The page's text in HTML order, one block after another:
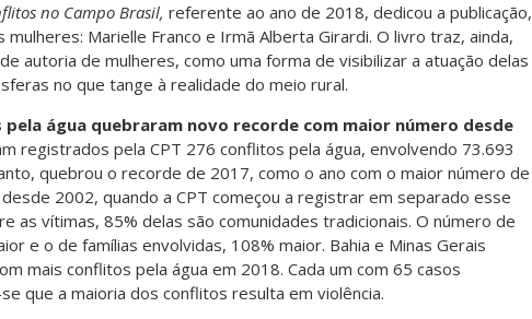
no Campo Brasil, referente ao ano de 2018, dedicou a publicação,
Marielle Franco e Irmã Alberta Girardi. O livro traz, ainda,
autoria de mulheres, como uma forma de visibilizar a atuação delas
no que tange à realidade do meio rural.
pela água quebraram novo recorde com maior número desde
registrados pela CPT 276 conflitos pela água, envolvendo 73.693
quebrou o recorde de 2017, como o ano com o maior número de
2002, quando a CPT começou a registrar em separado esse
as vítimas, 85% delas são comunidades tradicionais. O número de
e o de famílias envolvidas, 108% maior. Bahia e Minas Gerais
mais conflitos pela água em 2018. Cada um com 65 casos
que a maioria dos conflitos resulta em violência.